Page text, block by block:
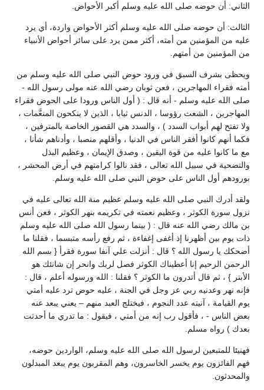
الثاني: أن حوضه صلى الله عليه وسلم أكبر الأحواض.
الثالث: أن حوضه صلى الله عليه وسلم أكثر الأحواض واردة، أي يرد
عليه من المؤمنين من أمته، أكثر ممن يرد على سائر أحواض الأنبياء
من المؤمنين من أمتهم.
ويحظى بشرف السبق في ورود حوض النبي صلى الله عليه وسلم من
أمته فقراء المهاجرين ، فعن ثوبان رضي الله عنه مولى رسول الله -
صلى الله عليه وسلم - أنه قال : ( أول الناس ورودا على الحوض فقراء
المهاجرين ، الشعث رؤوسا ، الدنس ثيابا ، الذين لا ينكحون المنعَّمات ،
ولا تفتح لهم أبواب السدد ) ، والسدد هي القصور الخاصة بالمترفين ،
فكما أنهم كانوا أفقر الناس في الدنيا ، وأقلهم منصبا ، وأدناهم شأنا ،
مع ما كانوا عليه من قوة اليقين ، وصدق الإيمان ، وعظيم البذل
والتضحية في سبيل الله تعالى ، فقد نالوا كرامتهم في أرض المحشر ،
بورودهم أول الناس على حوض النبي صلى الله عليه وسلم.
ولقد أدرك النبي صلى الله عليه وسلم عظيم منة الله تعالى عليه في
نزول سورة الكوثر ، وعظيم نعمته في تكريمه بنهر الكوثر ، فعن أنس
بن مالك رضي الله عنه قال : ( بينما رسول الله صلى الله عليه وسلم
ذات يوم بين أظهرنا إذ أغفى إغفاءة ، ثم رفع رأسه متبسما ، فقلنا ما
أضحكك يا رسول الله ؟ قال : أنزلت علي آنفا سورة فقرأ { بسم الله
الرحمن الرحيم إنا أعطيناك الكوثر فصل لربك وانحر إن شانئك هو
الأبتر } ، ثم قال أتدرون ما الكوثر ؟ فقلنا : الله ورسوله أعلم ، قال :
فإنه نهر وعدنيه ربي عز وجل في الجنة ، عليه حوض ترد عليه أمتي
يوم القيامة ، آنيته عدد النجوم ، فيختلج العبد منهم – يعني يبعد عنه
بعض الناس - ، فأقول رب إنه من أمتي ، فيقول : ما تدري ما أحدثت
بعدك ) رواه مسلم.
فهنيئا للمتبعين لرسول الله صلى الله عليه وسلم، الواردين حوضه،
فهم الفائزون يوم يخسر الخاسرون، وهم المقربون يوم يبعد المبدلون
والمحدثون.